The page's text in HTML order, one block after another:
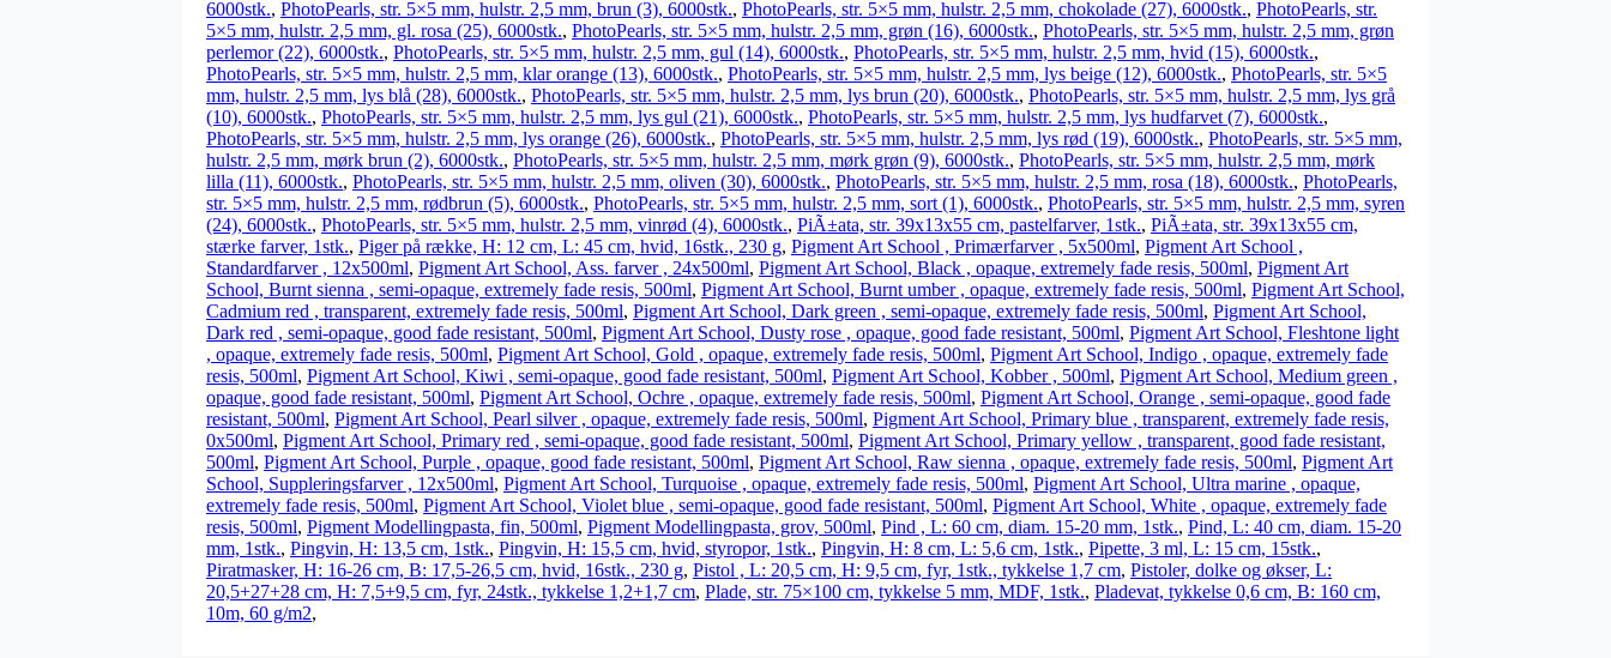
6000stk., PhotoPearls, str. 5×5 mm, hulstr. 2,5 mm, brun (3), 6000stk., PhotoPearls, str. 5×5 mm, hulstr. 2,5 mm, chokolade (27), 6000stk., PhotoPearls, str.
5×5 mm, hulstr. 2,5 mm, gl. rosa (25), 6000stk., PhotoPearls, str. 5×5 mm, hulstr. 2,5 mm, grøn (16), 6000stk., PhotoPearls, str. 5×5 mm, hulstr. 2,5 mm, grøn
perlemor (22), 6000stk., PhotoPearls, str. 5×5 mm, hulstr. 2,5 mm, gul (14), 6000stk., PhotoPearls, str. 5×5 mm, hulstr. 2,5 mm, hvid (15), 6000stk.,
PhotoPearls, str. 5×5 mm, hulstr. 2,5 mm, klar orange (13), 6000stk., PhotoPearls, str. 5×5 mm, hulstr. 2,5 mm, lys beige (12), 6000stk., PhotoPearls, str. 5×5
mm, hulstr. 2,5 mm, lys blå (28), 6000stk., PhotoPearls, str. 5×5 mm, hulstr. 2,5 mm, lys brun (20), 6000stk., PhotoPearls, str. 5×5 mm, hulstr. 2,5 mm, lys grå
(10), 6000stk., PhotoPearls, str. 5×5 mm, hulstr. 2,5 mm, lys gul (21), 6000stk., PhotoPearls, str. 5×5 mm, hulstr. 2,5 mm, lys hudfarvet (7), 6000stk.,
PhotoPearls, str. 5×5 mm, hulstr. 2,5 mm, lys orange (26), 6000stk., PhotoPearls, str. 5×5 mm, hulstr. 2,5 mm, lys rød (19), 6000stk., PhotoPearls, str. 5×5 mm,
hulstr. 2,5 mm, mørk brun (2), 6000stk., PhotoPearls, str. 5×5 mm, hulstr. 2,5 mm, mørk grøn (9), 6000stk., PhotoPearls, str. 5×5 mm, hulstr. 2,5 mm, mørk
lilla (11), 6000stk., PhotoPearls, str. 5×5 mm, hulstr. 2,5 mm, oliven (30), 6000stk., PhotoPearls, str. 5×5 mm, hulstr. 2,5 mm, rosa (18), 6000stk., PhotoPearls,
str. 5×5 mm, hulstr. 2,5 mm, rødbrun (5), 6000stk., PhotoPearls, str. 5×5 mm, hulstr. 2,5 mm, sort (1), 6000stk., PhotoPearls, str. 5×5 mm, hulstr. 2,5 mm, syren
(24), 6000stk., PhotoPearls, str. 5×5 mm, hulstr. 2,5 mm, vinrød (4), 6000stk., PiÃ±ata, str. 39x13x55 cm, pastelfarver, 1stk., PiÃ±ata, str. 39x13x55 cm,
stærke farver, 1stk., Piger på række, H: 12 cm, L: 45 cm, hvid, 16stk., 230 g, Pigment Art School , Primærfarver , 5x500ml, Pigment Art School ,
Standardfarver , 12x500ml, Pigment Art School, Ass. farver , 24x500ml, Pigment Art School, Black , opaque, extremely fade resis, 500ml, Pigment Art
School, Burnt sienna , semi-opaque, extremely fade resis, 500ml, Pigment Art School, Burnt umber , opaque, extremely fade resis, 500ml, Pigment Art School,
Cadmium red , transparent, extremely fade resis, 500ml, Pigment Art School, Dark green , semi-opaque, extremely fade resis, 500ml, Pigment Art School,
Dark red , semi-opaque, good fade resistant, 500ml, Pigment Art School, Dusty rose , opaque, good fade resistant, 500ml, Pigment Art School, Fleshtone light
, opaque, extremely fade resis, 500ml, Pigment Art School, Gold , opaque, extremely fade resis, 500ml, Pigment Art School, Indigo , opaque, extremely fade
resis, 500ml, Pigment Art School, Kiwi , semi-opaque, good fade resistant, 500ml, Pigment Art School, Kobber , 500ml, Pigment Art School, Medium green ,
opaque, good fade resistant, 500ml, Pigment Art School, Ochre , opaque, extremely fade resis, 500ml, Pigment Art School, Orange , semi-opaque, good fade
resistant, 500ml, Pigment Art School, Pearl silver , opaque, extremely fade resis, 500ml, Pigment Art School, Primary blue , transparent, extremely fade resis,
0x500ml, Pigment Art School, Primary red , semi-opaque, good fade resistant, 500ml, Pigment Art School, Primary yellow , transparent, good fade resistant,
500ml, Pigment Art School, Purple , opaque, good fade resistant, 500ml, Pigment Art School, Raw sienna , opaque, extremely fade resis, 500ml, Pigment Art
School, Suppleringsfarver , 12x500ml, Pigment Art School, Turquoise , opaque, extremely fade resis, 500ml, Pigment Art School, Ultra marine , opaque,
extremely fade resis, 500ml, Pigment Art School, Violet blue , semi-opaque, good fade resistant, 500ml, Pigment Art School, White , opaque, extremely fade
resis, 500ml, Pigment Modellingpasta, fin, 500ml, Pigment Modellingpasta, grov, 500ml, Pind , L: 60 cm, diam. 15-20 mm, 1stk., Pind, L: 40 cm, diam. 15-20
mm, 1stk., Pingvin, H: 13,5 cm, 1stk., Pingvin, H: 15,5 cm, hvid, styropor, 1stk., Pingvin, H: 8 cm, L: 5,6 cm, 1stk., Pipette, 3 ml, L: 15 cm, 15stk.,
Piratmasker, H: 16-26 cm, B: 17,5-26,5 cm, hvid, 16stk., 230 g, Pistol , L: 20,5 cm, H: 9,5 cm, fyr, 1stk., tykkelse 1,7 cm, Pistoler, dolke og økser, L:
20,5+27+28 cm, H: 7,5+9,5 cm, fyr, 24stk., tykkelse 1,2+1,7 cm, Plade, str. 75×100 cm, tykkelse 5 mm, MDF, 1stk., Pladevat, tykkelse 0,6 cm, B: 160 cm,
10m, 60 g/m2,